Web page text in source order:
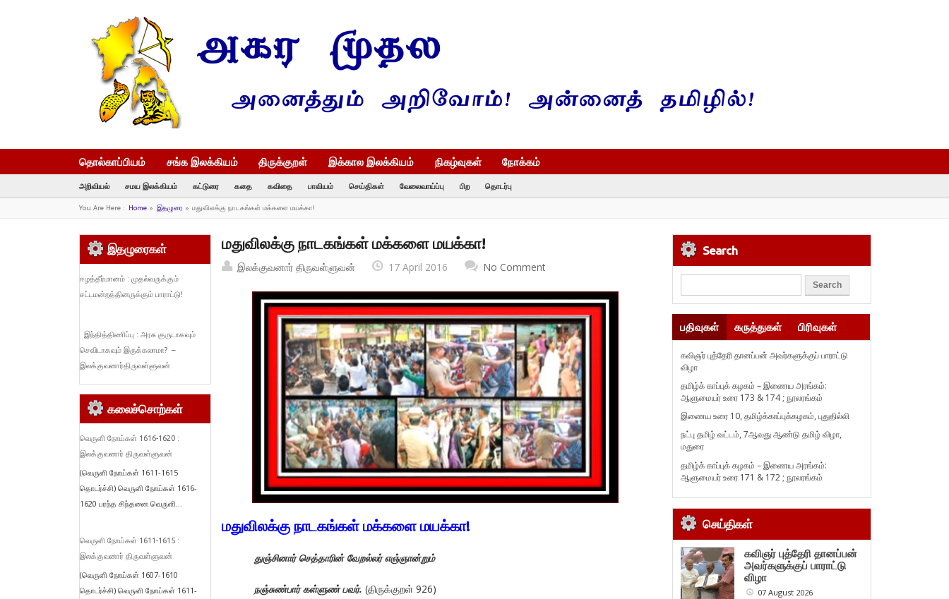
தொல்காப்பியம் சங்க இலக்கியம் திருக்குறள் இக்கால இலக்கியம் நிகழ்வுகள் நோக்கம்
அறிவியல் சமய இலக்கியம் கட்டுரை கதை கவிதை பாவியம் செய்திகள் வேலைவாய்ப்பு பிற தொடர்பு
You Are Here : Home» இதழுரை » மதுவிலக்கு நாடகங்கள் மக்களை மயக்கா!
மதுவிலக்கு நாடகங்கள் மக்களை மயக்கா!
இலக்குவனார் திருவள்ளுவன் 17 April 2016 No Comment
மதுவிலக்கு நாடகங்கள் மக்களை மயக்கா!
துஞ்சினார் செத்தாரின் வேறல்லர் எஞ்ஞான்றும்
நஞ்சுண்பார் கள்ளுண் பவர். (திருக்குறள் 926)
இதழுரைகள்
ஈழத்தீர்மானம் : முதல்வருக்கும்
சட்டமன்றத்தினருக்கும் பாராட்டு!
இந்தித்திணிப்பு : அரசு குருடாகவும்
செவிடாகவும் இருக்கலாமா? –
இலக்குவனார்திருவள்ளுவன்
கலைச்சொற்கள்
வெருளி நோய்கள் 1616-1620 :
இலக்குவனார் திருவள்ளுவன்
(வெருளி நோய்கள் 1611-1615
தொடர்ச்சி) வெருளி நோய்கள் 1616-
1620 பரந்த சிந்தனை வெருளி...
வெருளி நோய்கள் 1611-1615 :
இலக்குவனார் திருவள்ளுவன்
(வெருளி நோய்கள் 1607-1610
தொடர்ச்சி) வெருளி நோய்கள் 1611-
Search
பதிவுகள் கருத்துகள் பிரிவுகள்
கவிஞர் புத்தேரி தானப்பன் அவர்களுக்குப் பாராட்டு
விழா
தமிழ்க் காப்புக் கழகம் – இணைய அரங்கம்:
ஆளுமையர் உரை 173 & 174 ; நூலரங்கம்
இணைய உரை 10, தமிழ்க்காப்புக்கழகம், புதுதில்லி
நட்பு தமிழ் வட்டம், 7ஆவது ஆண்டு தமிழ் விழா,
மதுரை
தமிழ்க் காப்புக் கழகம் – இணைய அரங்கம்:
ஆளுமையர் உரை 171 & 172 ; நூலரங்கம்
செய்திகள்
கவிஞர் புத்தேரி தானப்பன்
அவர்களுக்குப் பாராட்டு
விழா
07 August 2026